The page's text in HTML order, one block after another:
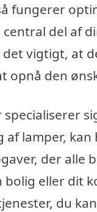
fungerer
del af
vigtigt, at
opnå den
lamper, kan
der alle
eller dit
du